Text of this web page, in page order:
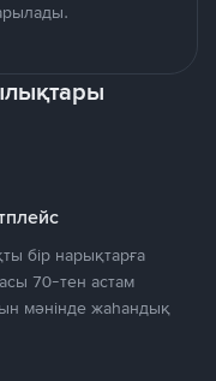
бір нарықтарға
70-тен астам
мәнінде жаһандық